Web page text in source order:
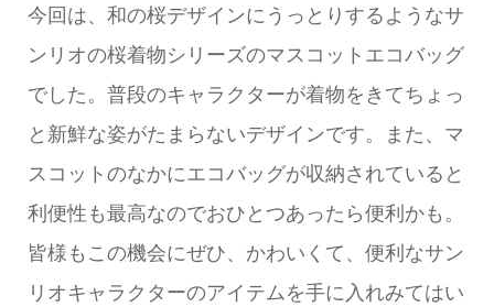
今回は、和の桜デザインにうっとりするようなサ
ンリオの桜着物シリーズのマスコットエコバッグ
でした。普段のキャラクターが着物をきてちょっ
と新鮮な姿がたまらないデザインです。また、マ
スコットのなかにエコバッグが収納されていると
利便性も最高なのでおひとつあったら便利かも。
皆様もこの機会にぜひ、かわいくて、便利なサン
リオキャラクターのアイテムを手に入れみてはい